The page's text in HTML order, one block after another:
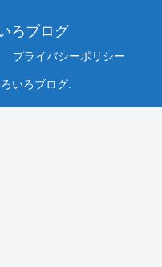
ろブログ
プライバシーポリシー
いろブログ.